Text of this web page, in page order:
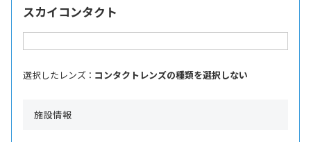
スカイコンタクト
選択したレンズ ： コンタクトレンズの種類を選択しない
施設情報